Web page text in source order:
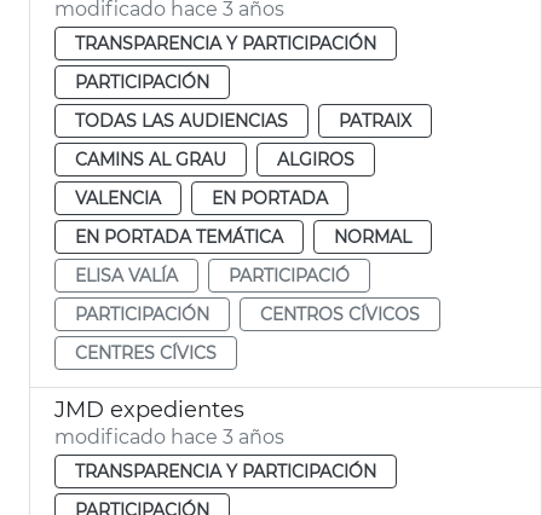
modificado hace 3 años
TRANSPARENCIA Y PARTICIPACIÓN
PARTICIPACIÓN
TODAS LAS AUDIENCIAS
PATRAIX
CAMINS AL GRAU
ALGIROS
VALENCIA
EN PORTADA
EN PORTADA TEMÁTICA
NORMAL
ELISA VALÍA
PARTICIPACIÓ
PARTICIPACIÓN
CENTROS CÍVICOS
CENTRES CÍVICS
JMD expedientes
modificado hace 3 años
TRANSPARENCIA Y PARTICIPACIÓN
PARTICIPACIÓN